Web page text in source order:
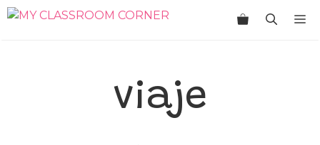
Saltar
viaje